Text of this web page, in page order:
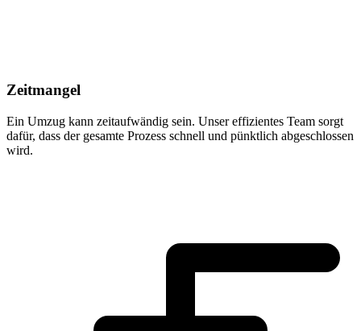
Zeitmangel
Ein Umzug kann zeitaufwändig sein. Unser effizientes Team sorgt
dafür, dass der gesamte Prozess schnell und pünktlich abgeschlossen
wird.